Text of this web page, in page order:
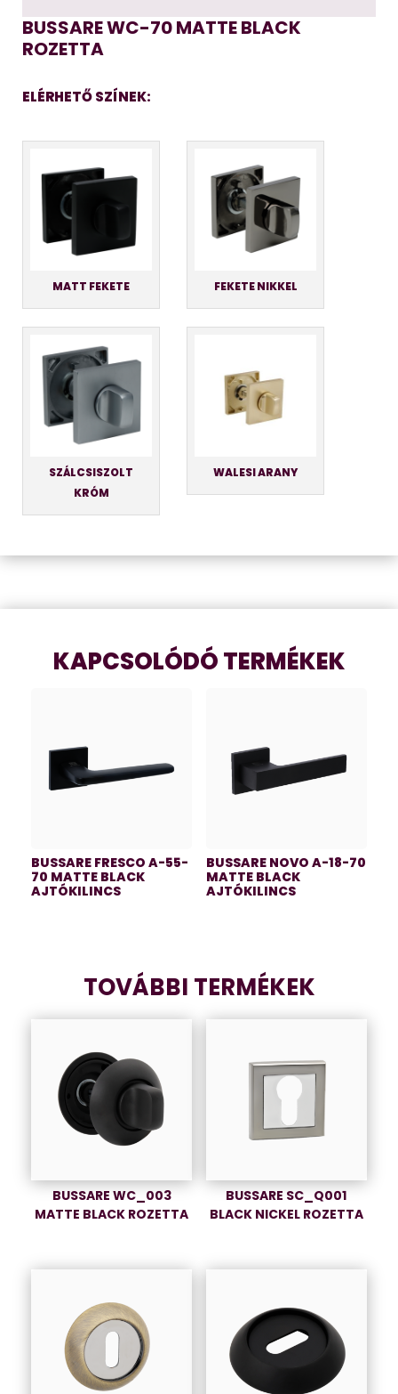
BUSSARE WC-70 MATTE BLACK
ROZETTA
ELÉRHETŐ SZÍNEK:
MATT FEKETE FEKETE NIKKEL
SZÁLCSISZOLT
KRÓM
WALESI ARANY
KAPCSOLÓDÓ TERMÉKEK
BUSSARE FRESCO A-55-
70 MATTE BLACK
AJTÓKILINCS
BUSSARE NOVO A-18-70
MATTE BLACK
AJTÓKILINCS
TOVÁBBI TERMÉKEK
BUSSARE WC_003
MATTE BLACK ROZETTA
BUSSARE SC_Q001
BLACK NICKEL ROZETTA